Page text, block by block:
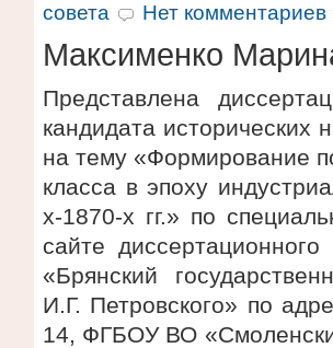
совета
Нет комментариев
Максименко
Представлена
кандидата
на тему «Формирование
класса в эпоху
х-1870-х гг.» по
сайте
«Брянский
И.Г. Петровского» по
14, ФГБОУ ВО